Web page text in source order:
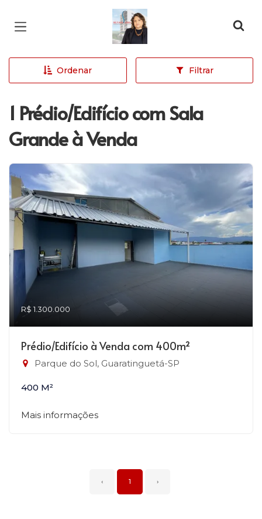
Página inicial
Ordenar Filtrar
1 Prédio/Edifício com Sala
Grande à Venda
R$ 1.300.000
Prédio/Edifício à Venda com 400m²
Parque do Sol, Guaratinguetá-SP
400 M²
Mais informações
‹ 1 ›